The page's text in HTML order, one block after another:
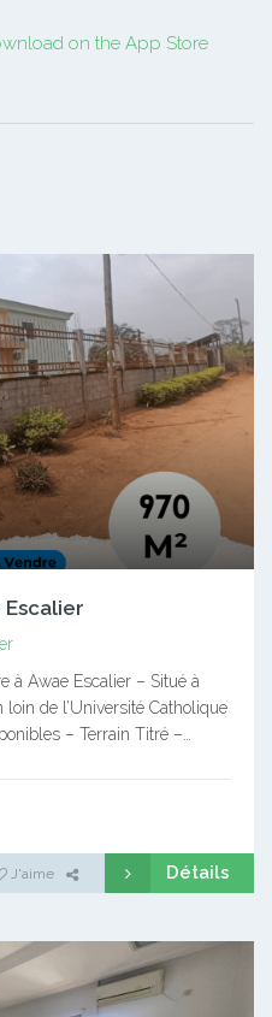
Escalier
à Awae Escalier – Situé à
de l’Université Catholique
– Terrain Titré –…
J'aime Détails